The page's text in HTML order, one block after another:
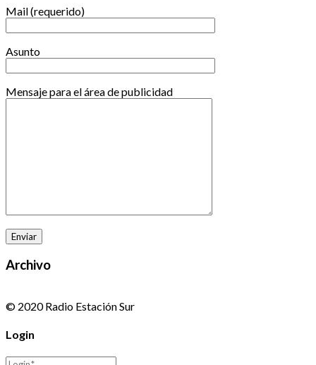
Mail (requerido)
Asunto
Mensaje para el área de publicidad
Archivo
© 2020 Radio Estación Sur
Login